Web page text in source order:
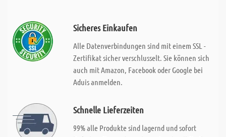
Sicheres Einkaufen
Alle Datenverbindungen sind mit einem SSL -
Zertifikat sicher verschlusselt. Sie können sich
auch mit Amazon, Facebook oder Google bei
Aduis anmelden.
Schnelle Lieferzeiten
99% alle Produkte sind lagernd und sofort